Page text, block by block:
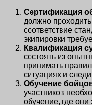
Сертификация
должно
соответствие
экипировки
Квалификация
состоять из
принимать
ситуациях и
Обучение
участников
обучение, где